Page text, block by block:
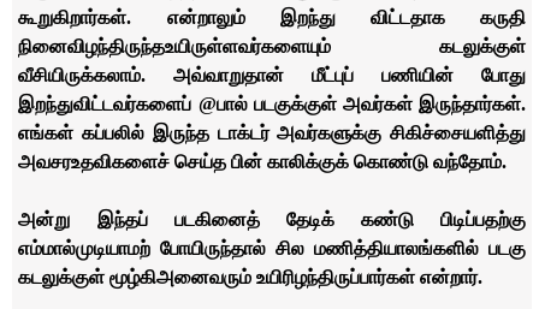
கூறுகிறார்கள். என்றாலும் இறந்து விட்டதாக கருதி
நினைவிழந்திருந்தஉயிருள்ளவர்களையும் கடலுக்குள்
வீசியிருக்கலாம். அவ்வாறுதான் மீட்புப் பணியின் போது
இறந்துவிட்டவர்களைப் @பால் படகுக்குள் அவர்கள் இருந்தார்கள்.
எங்கள் கப்பலில் இருந்த டாக்டர் அவர்களுக்கு சிகிச்சையளித்து
அவசரஉதவிகளைச் செய்த பின் காலிக்குக் கொண்டு வந்தோம்.
அன்று இந்தப் படகினைத் தேடிக் கண்டு பிடிப்பதற்கு
எம்மால்முடியாமற் போயிருந்தால் சில மணித்தியாலங்களில் படகு
கடலுக்குள் மூழ்கிஅனைவரும் உயிரிழந்திருப்பார்கள் என்றார்.